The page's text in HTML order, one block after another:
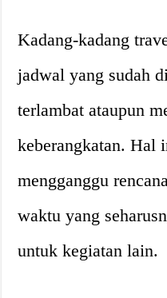
Kadang-kadang
jadwal yang sudah
terlambat ataupun
keberangkatan. Hal
mengganggu
waktu yang
untuk kegiatan lain.